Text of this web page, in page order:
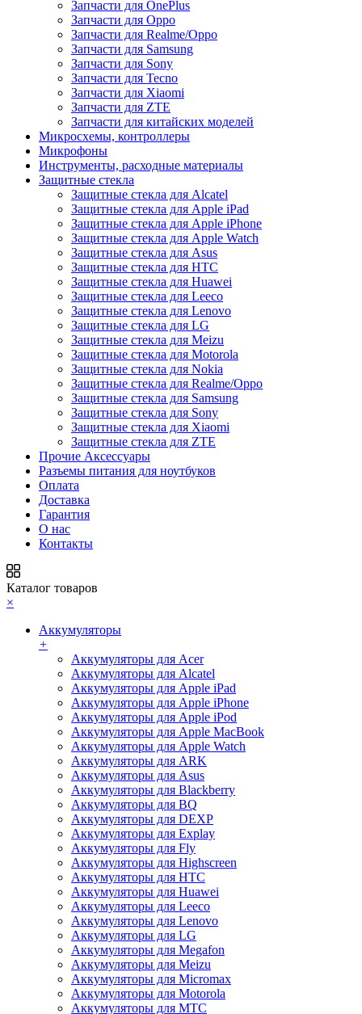
Запчасти для OnePlus
Запчасти для Oppo
Запчасти для Realme/Oppo
Запчасти для Samsung
Запчасти для Sony
Запчасти для Tecno
Запчасти для Xiaomi
Запчасти для ZTE
Запчасти для китайских моделей
Микросхемы, контроллеры
Микрофоны
Инструменты, расходные материалы
Защитные стекла
Защитные стекла для Alcatel
Защитные стекла для Apple iPad
Защитные стекла для Apple iPhone
Защитные стекла для Apple Watch
Защитные стекла для Asus
Защитные стекла для HTC
Защитные стекла для Huawei
Защитные стекла для Leeco
Защитные стекла для Lenovo
Защитные стекла для LG
Защитные стекла для Meizu
Защитные стекла для Motorola
Защитные стекла для Nokia
Защитные стекла для Realme/Oppo
Защитные стекла для Samsung
Защитные стекла для Sony
Защитные стекла для Xiaomi
Защитные стекла для ZTE
Прочие Аксессуары
Разъемы питания для ноутбуков
Оплата
Доставка
Гарантия
О нас
Контакты
Каталог товаров
×
Аккумуляторы
+
Аккумуляторы для Acer
Аккумуляторы для Alcatel
Аккумуляторы для Apple iPad
Аккумуляторы для Apple iPhone
Аккумуляторы для Apple iPod
Аккумуляторы для Apple MacBook
Аккумуляторы для Apple Watch
Аккумуляторы для ARK
Аккумуляторы для Asus
Аккумуляторы для Blackberry
Аккумуляторы для BQ
Аккумуляторы для DEXP
Аккумуляторы для Explay
Аккумуляторы для Fly
Аккумуляторы для Highscreen
Аккумуляторы для HTC
Аккумуляторы для Huawei
Аккумуляторы для Leeco
Аккумуляторы для Lenovo
Аккумуляторы для LG
Аккумуляторы для Megafon
Аккумуляторы для Meizu
Аккумуляторы для Micromax
Аккумуляторы для Motorola
Аккумуляторы для MTC